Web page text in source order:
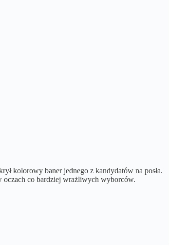
kolorowy baner jednego z kandydatów na posła.
oczach co bardziej wrażliwych wyborców.